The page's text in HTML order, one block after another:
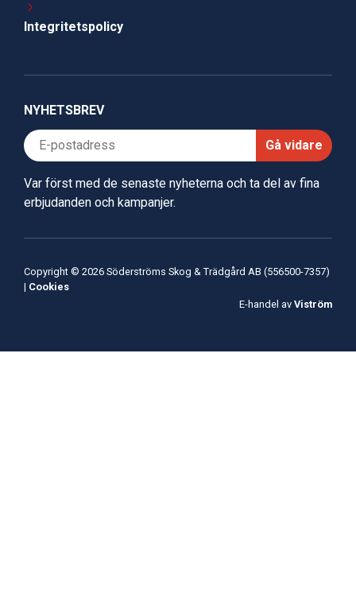
Integritetspolicy
NYHETSBREV
Gå vidare
Var först med de senaste nyheterna och ta del av fina
erbjudanden och kampanjer.
Copyright © 2026 Söderströms Skog & Trädgård AB (556500-7357)
| Cookies
E-handel av Viström